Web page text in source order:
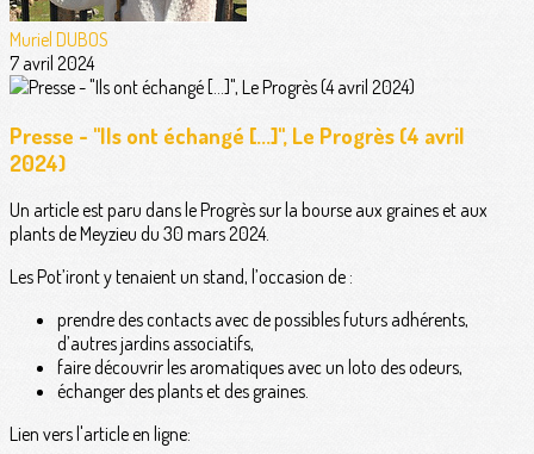
Muriel DUBOS
7 avril 2024
Presse - "Ils ont échangé [...]", Le Progrès (4 avril
2024)
Un article est paru dans le Progrès sur la bourse aux graines et aux
plants de Meyzieu du 30 mars 2024.
Les Pot’iront y tenaient un stand, l’occasion de :
prendre des contacts avec de possibles futurs adhérents,
d’autres jardins associatifs,
faire découvrir les aromatiques avec un loto des odeurs,
échanger des plants et des graines.
Lien vers l'article en ligne: